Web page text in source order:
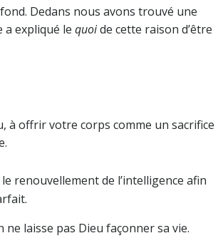
Dedans nous avons trouvé une
expliqué le quoide cette raison d’être
à offrir votre corps comme un sacrifice
renouvellement de l’intelligence afin
laisse pas Dieu façonner sa vie.